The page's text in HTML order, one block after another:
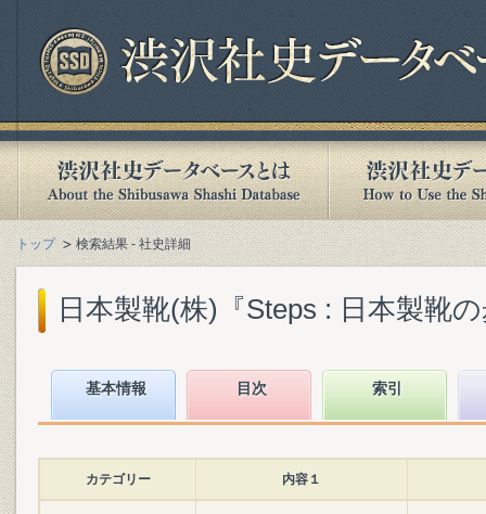
トップ 検索結果 - 社史詳細
日本製靴(株)『Steps : 日本製靴
基本情報 目次 索引
カテゴリー 内容１